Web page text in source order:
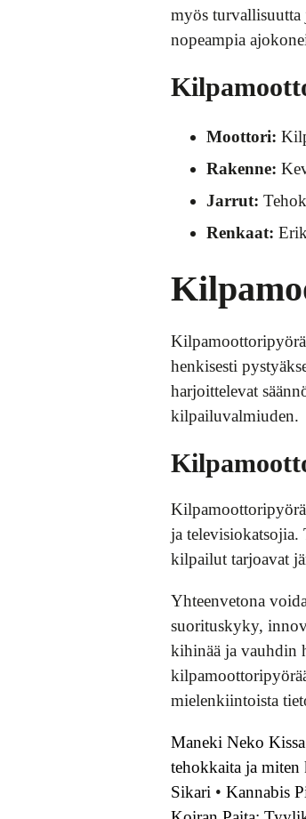
myös turvallisuutta
nopeampia
Moottori:
Rakenne:
Jarrut:
Renkaat:
henkisesti
harjoittelevat
kilpailuvalmiuden.
ja
kilpailut tarjoavat
Yhteenvetona
suorituskyky,
kihinää ja vauhdin
mielenkiintoista
Maneki Neko
tehokkaita ja
Sikari • Kannabis